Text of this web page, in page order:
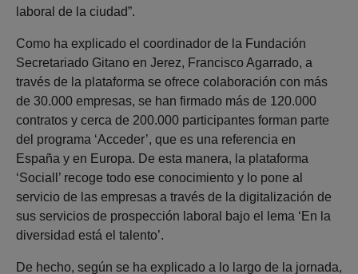
laboral de la ciudad”.
Como ha explicado el coordinador de la Fundación
Secretariado Gitano en Jerez, Francisco Agarrado, a
través de la plataforma se ofrece colaboración con más
de 30.000 empresas, se han firmado más de 120.000
contratos y cerca de 200.000 participantes forman parte
del programa ‘Acceder’, que es una referencia en
España y en Europa. De esta manera, la plataforma
‘Sociall’ recoge todo ese conocimiento y lo pone al
servicio de las empresas a través de la digitalización de
sus servicios de prospección laboral bajo el lema ‘En la
diversidad está el talento’.
De hecho, según se ha explicado a lo largo de la jornada,